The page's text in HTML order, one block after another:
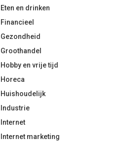
Eten en drinken
Financieel
Gezondheid
Groothandel
Hobby en vrije tijd
Horeca
Huishoudelijk
Industrie
Internet
Internet marketing